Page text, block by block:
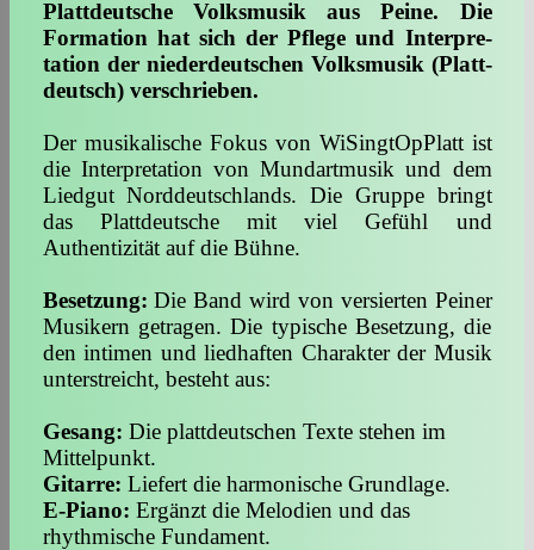
Plattdeutsche Volksmusik aus Peine. Die
Formation hat sich der Pflege und In­ter­pre­
tation der nie­der­deut­schen Volks­mu­sik (Platt­
deutsch) ver­schrie­ben.
Der musikalische Fokus von WiSingtOpPlatt ist
die In­ter­pre­tation von Mundartmusik und dem
Liedgut Nord­deutsch­lands. Die Gruppe bringt
das Plattdeutsche mit viel Gefühl und
Authentizität auf die Büh­ne.
Besetzung:Die Band wird von versierten Peiner
Musikern getragen. Die typische Besetzung, die
den intimen und liedhaften Cha­rak­ter der Musik
un­ter­streicht, besteht aus:
Gesang: Die plattdeutschen Texte stehen im
Mittelpunkt.
Gitarre: Liefert die har­mo­nische Grundlage.
E-Piano: Ergänzt die Melodien und das
rhythmische Fun­da­ment.